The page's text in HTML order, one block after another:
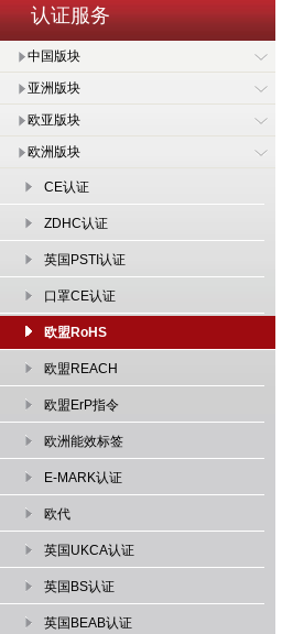
认证服务
中国版块
亚洲版块
欧亚版块
欧洲版块
CE认证
ZDHC认证
英国PSTI认证
口罩CE认证
欧盟RoHS
欧盟REACH
欧盟ErP指令
欧洲能效标签
E-MARK认证
欧代
英国UKCA认证
英国BS认证
英国BEAB认证